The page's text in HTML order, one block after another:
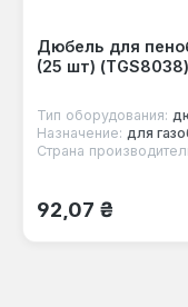
Дюбель для
(25 шт) (TGS8038)
Тип оборудования:
Назначение: для
Страна
Обычная цена:
92,07 ₴